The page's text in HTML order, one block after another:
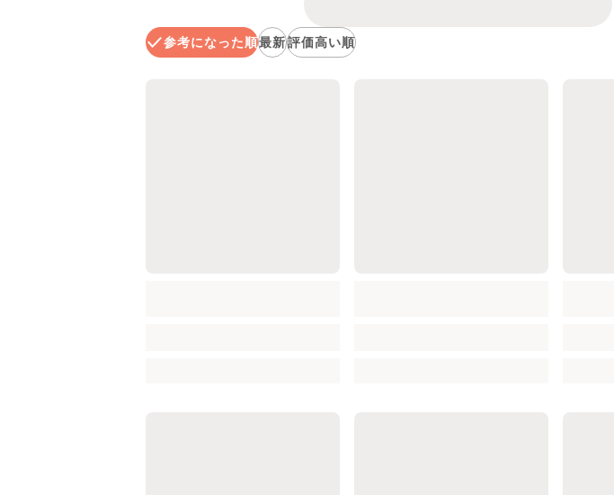
参考になった順最新評価高い順